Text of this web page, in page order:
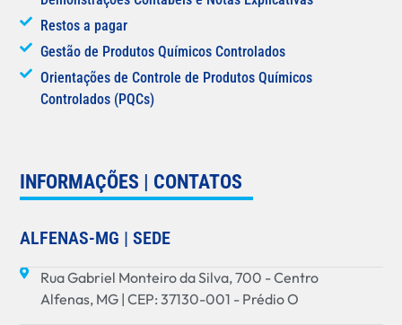
Restos a pagar
Gestão de Produtos Químicos Controlados
Orientações de Controle de Produtos Químicos
Controlados (PQCs)
INFORMAÇÕES | CONTATOS
ALFENAS-MG | SEDE
Rua Gabriel Monteiro da Silva, 700 - Centro
Alfenas, MG | CEP: 37130-001 - Prédio O